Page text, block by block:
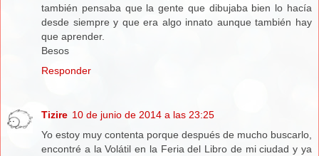
también pensaba que la gente que dibujaba bien lo hacía
desde siempre y que era algo innato aunque también hay
que aprender.
Besos
Responder
Tizire 10 de junio de 2014 a las 23:25
Yo estoy muy contenta porque después de mucho buscarlo,
encontré a la Volátil en la Feria del Libro de mi ciudad y ya